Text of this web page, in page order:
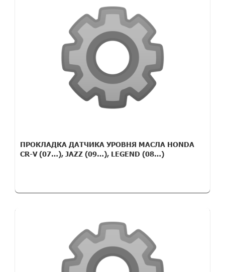
ПРОКЛАДКА ДАТЧИКА УРОВНЯ МАСЛА HONDA
CR-V (07…), JAZZ (09…), LEGEND (08…)